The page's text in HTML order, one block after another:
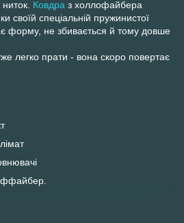
Ковдра з холлофайбера
своїй спеціальній пружинистої
форму, не збивається й тому довше
легко прати - вона скоро повертає